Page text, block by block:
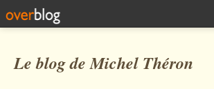
Le blog de Michel Théron